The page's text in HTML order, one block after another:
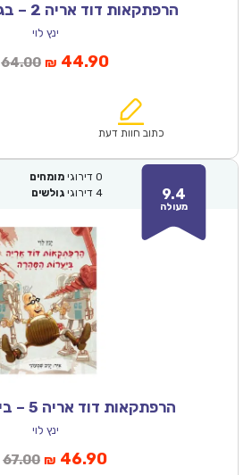
הרפתקאות דוד אריה 2 – בג’ונגל הסיבירי
ינץ לוי
64.00המחיר
₪64.00.
₪ 44.90המחיר
הוא:
כתוב חוות דעת
9.4
מעולה
0 דירוגי מומחים
4 דירוגי גולשים
הרפתקאות דוד אריה 5 – ביערות הסהרה
ינץ לוי
67.00המחיר
₪ 46.90המחיר